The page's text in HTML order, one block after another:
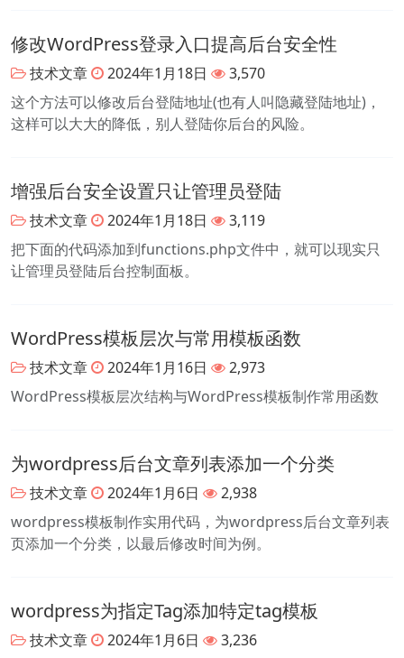
修改WordPress登录入口提高后台安全性
技术文章 2024年1月18日
3,570
这个方法可以修改后台登陆地址(也有人叫隐藏登陆地址)，
这样可以大大的降低，别人登陆你后台的风险。
增强后台安全设置只让管理员登陆
技术文章 2024年1月18日
3,119
把下面的代码添加到functions.php文件中，就可以现实只
让管理员登陆后台控制面板。
WordPress模板层次与常用模板函数
技术文章 2024年1月16日
2,973
WordPress模板层次结构与WordPress模板制作常用函数
为wordpress后台文章列表添加一个分类
技术文章 2024年1月6日
2,938
wordpress模板制作实用代码，为wordpress后台文章列表
页添加一个分类，以最后修改时间为例。
wordpress为指定Tag添加特定tag模板
技术文章 2024年1月6日
3,236